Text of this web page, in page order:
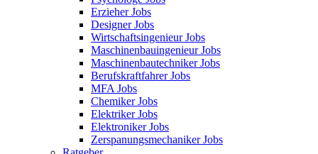
Erzieher Jobs
Designer Jobs
Wirtschaftsingenieur Jobs
Maschinenbauingenieur Jobs
Maschinenbautechniker Jobs
Berufskraftfahrer Jobs
MFA Jobs
Chemiker Jobs
Elektriker Jobs
Elektroniker Jobs
Zerspanungsmechaniker Jobs